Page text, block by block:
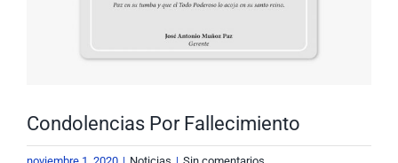
Condolencias Por Fallecimiento